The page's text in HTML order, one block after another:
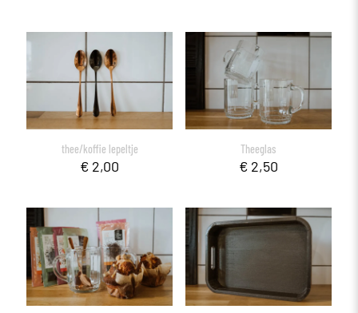
thee/koffie lepeltje
€ 2,00
Theeglas
€2,50